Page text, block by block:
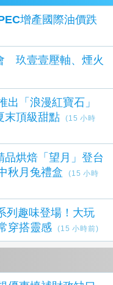
增產國際油價跌
玖壹壹壓軸、煙火
「浪漫紅寶石」
末頂級甜點
(15 小時
品烘焙「望月」登台
秋月兔禮盒
(15 小時
列趣味登場！大玩
穿搭靈感
(15 小時前)